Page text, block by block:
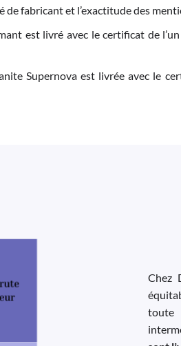
fabricant et l’exactitude des
est livré avec le certificat de
Supernova est livrée avec le
Chez
toute